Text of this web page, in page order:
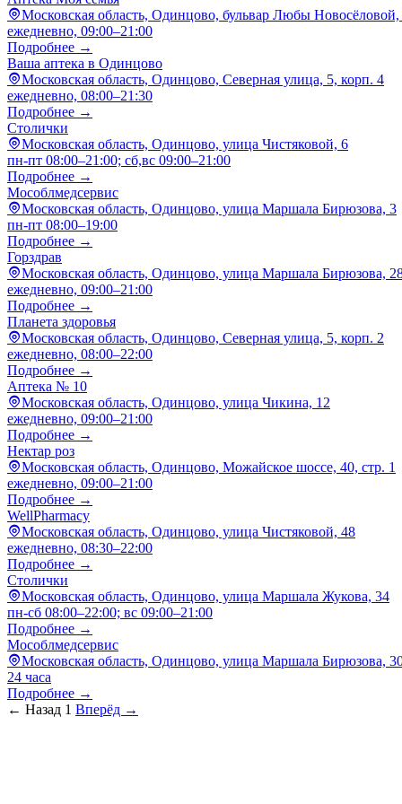
Московская область, Одинцово, бульвар Любы
ежедневно, 09:00–21:00
Подробнее →
Ваша аптека в Одинцово
Московская область, Одинцово, Северная улица, 5, корп. 4
ежедневно, 08:00–21:30
Подробнее →
Столички
Московская область, Одинцово, улица Чистяковой, 6
пн-пт 08:00–21:00; сб,вс 09:00–21:00
Подробнее →
Мособлмедсервис
Московская область, Одинцово, улица Маршала Бирюзова, 3
пн-пт 08:00–19:00
Подробнее →
Горздрав
Московская область, Одинцово, улица Маршала Бирюзова,
ежедневно, 09:00–21:00
Подробнее →
Планета здоровья
Московская область, Одинцово, Северная улица, 5, корп. 2
ежедневно, 08:00–22:00
Подробнее →
Аптека № 10
Московская область, Одинцово, улица Чикина, 12
ежедневно, 09:00–21:00
Подробнее →
Нектар роз
Московская область, Одинцово, Можайское шоссе, 40, стр. 1
ежедневно, 09:00–21:00
Подробнее →
WellPharmacy
Московская область, Одинцово, улица Чистяковой, 48
ежедневно, 08:30–22:00
Подробнее →
Столички
Московская область, Одинцово, улица Маршала Жукова, 34
пн-сб 08:00–22:00; вс 09:00–21:00
Подробнее →
Мособлмедсервис
Московская область, Одинцово, улица Маршала Бирюзова,
24 часа
Подробнее →
← Назад 1 Вперёд →